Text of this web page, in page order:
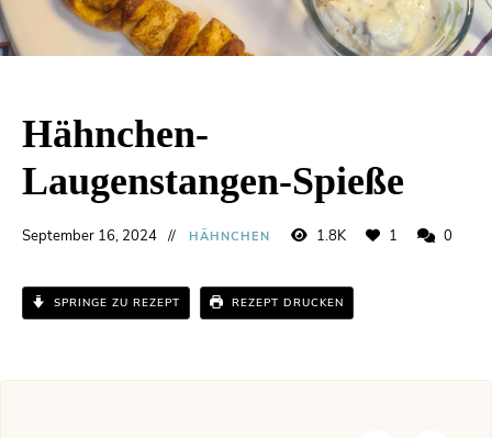
Hähnchen-
Laugenstangen-Spieße
September 16, 2024 HÄHNCHEN 1.8K 1 0
SPRINGE ZU REZEPT REZEPT DRUCKEN